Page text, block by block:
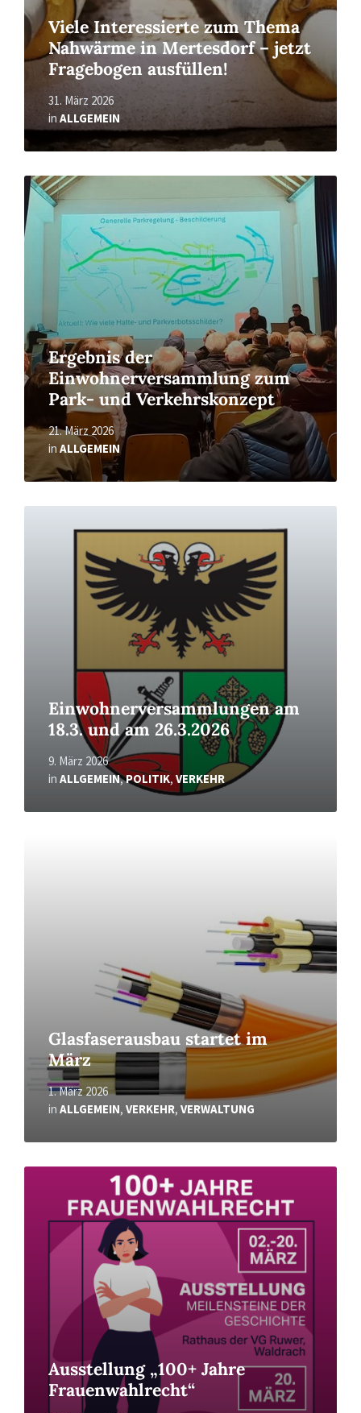
Viele Interessierte zum Thema
Nahwärme in Mertesdorf – jetzt
Fragebogen ausfüllen!
31. März 2026
in ALLGEMEIN
Ergebnis der
Einwohnerversammlung zum
Park- und Verkehrskonzept
21. März 2026
in ALLGEMEIN
Read
More
Einwohnerversammlungen am
18.3. und am 26.3.2026
9. März 2026
in ALLGEMEIN,POLITIK, VERKEHR
Read
Glasfaserausbau startet im
März
1. März 2026
in ALLGEMEIN, VERKEHR, VERWALTUNG
Ausstellung „100+ Jahre
Frauenwahlrecht“
Read